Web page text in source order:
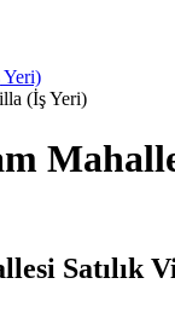
Yeri)
(İş Yeri)
Satılık